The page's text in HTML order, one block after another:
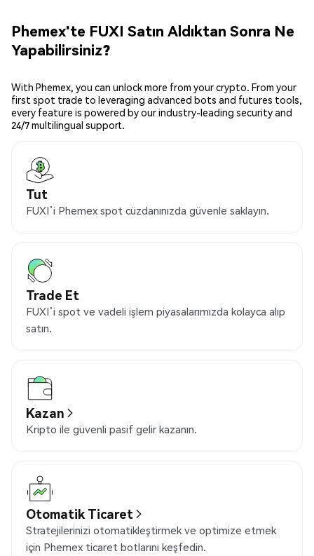
Phemex'te FUXI Satın Aldıktan Sonra Ne
Yapabilirsiniz?
With Phemex, you can unlock more from your crypto. From your
first spot trade to leveraging advanced bots and futures tools,
every feature is powered by our industry-leading security and
24/7 multilingual support.
Tut
FUXI’i Phemex spot cüzdanınızda güvenle saklayın.
Trade Et
FUXI’i spot ve vadeli işlem piyasalarımızda kolayca alıp
satın.
Kazan
Kripto ile güvenli pasif gelir kazanın.
Otomatik Ticaret
Stratejilerinizi otomatikleştirmek ve optimize etmek
için Phemex ticaret botlarını keşfedin.